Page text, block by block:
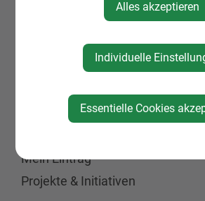
St. Michael am Bruckbach
Geschichte
Mein Eintrag
Projekte & Initiativen
Alles akzeptieren
Individuelle
Essentielle Cookies